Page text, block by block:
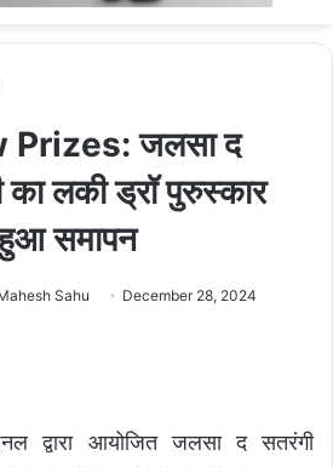
Prizes: जलसा द
का लकी ड्रॉ पुरुस्कार
समापन
Sahu December 28, 2024
द्वारा आयोजित जलसा द सतरंगी